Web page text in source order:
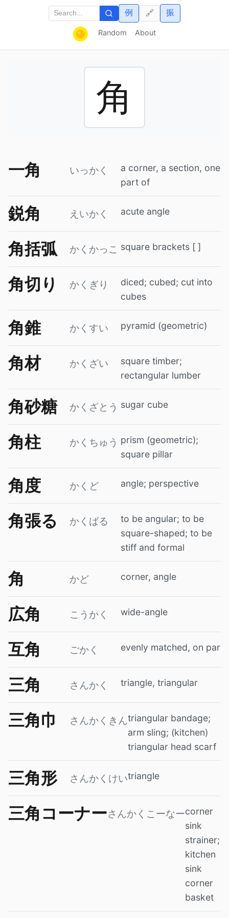
Random About
例 振
🔗
角
一角 いっかく
a corner, a section, one
part of
鋭角 えいかく acute angle
角括弧 かくかっこ square brackets [ ]
角切り かくぎり
diced; cubed; cut into
cubes
角錐 かくすい pyramid (geometric)
角材 かくざい
square timber;
rectangular lumber
角砂糖 かくざとう sugar cube
角柱 かくちゅう prism (geometric);
square pillar
角度 かくど angle; perspective
角張る かくばる
to be angular; to be
square-shaped; to be
stiff and formal
角 かど corner, angle
広角 こうかく wide-angle
互角 ごかく evenly matched, on par
三角 さんかく triangle, triangular
三角巾 さんかくきんtriangular bandage;
arm sling; (kitchen)
triangular head scarf
三角形 さんかくけいtriangle
三角コーナーさんかくこーなーcorner
sink
strainer;
kitchen
sink
corner
basket